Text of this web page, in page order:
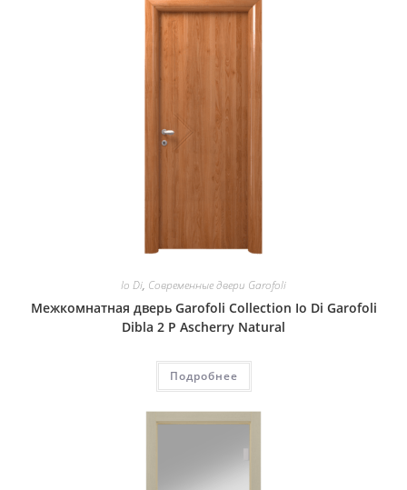
Io Di, Современные двери Garofoli
Межкомнатная дверь Garofoli Collection Io Di Garofoli
Dibla 2 P Ascherry Natural
Подробнее